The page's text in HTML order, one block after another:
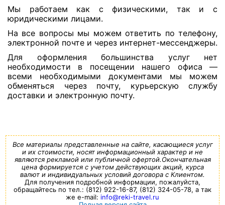
Мы работаем как с физическими, так и с
юридическими лицами.
На все вопросы мы можем ответить по телефону,
электронной почте и через интернет-мессенджеры.
Для оформления большинства услуг нет
необходимости в посещении нашего офиса —
всеми необходимыми документами мы можем
обменяться через почту, курьерскую службу
доставки и электронную почту.
Все материалы представленные на сайте, касающиеся услуг
и их стоимости, носят информационный характер и не
являются рекламой или публичной офертой.Окончательная
цена формируется с учетом действующих акций, курса
валют и индивидуальных условий договора с Клиентом.
Для получения подробной информации, пожалуйста,
обращайтесь по тел.: (812) 922-16-87, (812) 324-05-78, а так
же e-mail: info@reki-travel.ru